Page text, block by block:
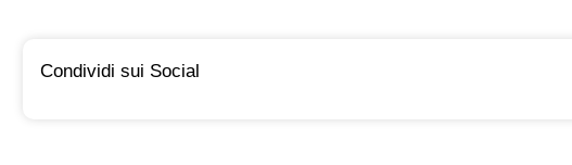
Condividi sui Social